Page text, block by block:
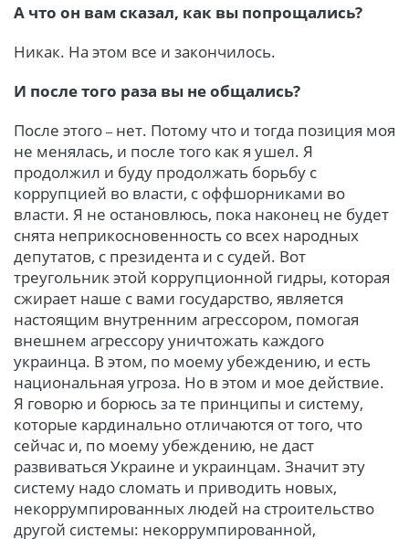
А что он вам сказал, как вы попрощались?
Никак. На этом все и закончилось.
И после того раза вы не общались?
После этого – нет. Потому что и тогда позиция моя
не менялась, и после того как я ушел. Я
продолжил и буду продолжать борьбу с
коррупцией во власти, с оффшорниками во
власти. Я не остановлюсь, пока наконец не будет
снята неприкосновенность со всех народных
депутатов, с президента и с судей. Вот
треугольник этой коррупционной гидры, которая
сжирает наше с вами государство, является
настоящим внутренним агрессором, помогая
внешнем агрессору уничтожать каждого
украинца. В этом, по моему убеждению, и есть
национальная угроза. Но в этом и мое действие.
Я говорю и борюсь за те принципы и систему,
которые кардинально отличаются от того, что
сейчас и, по моему убеждению, не даст
развиваться Украине и украинцам. Значит эту
систему надо сломать и приводить новых,
некоррумпированных людей на строительство
другой системы: некоррумпированной,